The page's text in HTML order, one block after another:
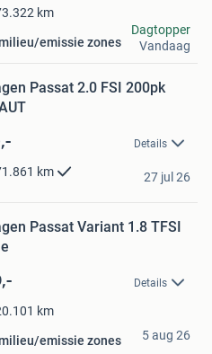
km
emissie zones
Dagtopper
Vandaag
Passat 2.0 FSI 200pk
Details
km 27 jul 26
Passat Variant 1.8 TFSI
Details
km
emissie zones 5 aug 26